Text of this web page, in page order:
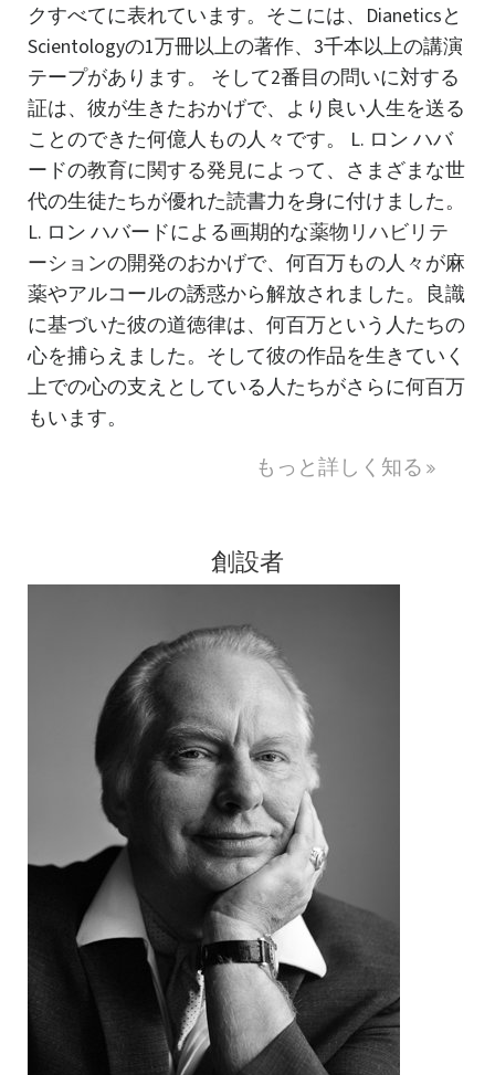
クすべてに表れています。そこには、Dianeticsと
Scientologyの1万冊以上の著作、3千本以上の講演
テープがあります。 そして2番目の問いに対する
証は、彼が生きたおかげで、より良い人生を送る
ことのできた何億人もの人々です。 L. ロン ハバ
ードの教育に関する発見によって、さまざまな世
代の生徒たちが優れた読書力を身に付けました。
L. ロン ハバードによる画期的な薬物リハビリテ
ーションの開発のおかげで、何百万もの人々が麻
薬やアルコールの誘惑から解放されました。良識
に基づいた彼の道徳律は、何百万という人たちの
心を捕らえました。そして彼の作品を生きていく
上での心の支えとしている人たちがさらに何百万
もいます。
もっと詳しく知る
創設者